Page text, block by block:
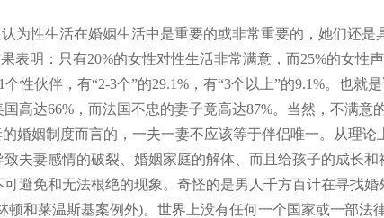
性生活在婚姻生活中是重要的或非常重要的，她们还是
表明：只有20%的女性对性生活非常满意，而25%的女性
性伙伴，有“2-3个”的29.1%，有“3个以上”的9.1%。也就
高达66%，而法国不忠的妻子竟高达87%。当然，不满意
姻制度而言的，一夫一妻不应该等于伴侣唯一。从理论
夫妻感情的破裂、婚姻家庭的解体、而且给孩子的成长
避免和无法根绝的现象。奇怪的是男人千方百计在寻找
和莱温斯基案例外)。世界上没有任何一个国家或一部法